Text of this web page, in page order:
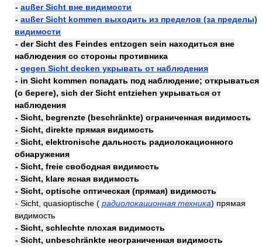
- außer Sicht вне видимости
- außer Sicht kommen выходить из пределов (за пределы)
видимости
- der Sicht des Feindes entzogen sein находиться вне
наблюдения со стороны противника
- gegen Sicht decken укрывать от наблюдения
- in Sicht kommen попадать под наблюдение; открываться
(о береге), sich der Sicht entziehen укрываться от
наблюдения
- Sicht, begrenzte (beschränkte) ограниченная видимость
- Sicht, direkte прямая видимость
- Sicht, elektronische дальность радиолокационного
обнаружения
- Sicht, freie свободная видимость
- Sicht, klare ясная видимость
- Sicht, optische оптическая (прямая) видимость
- Sicht, quasioptische ( радиолокационная техника) прямая
видимость
- Sicht, schlechte плохая видимость
- Sicht, unbeschränkte неограниченная видимость